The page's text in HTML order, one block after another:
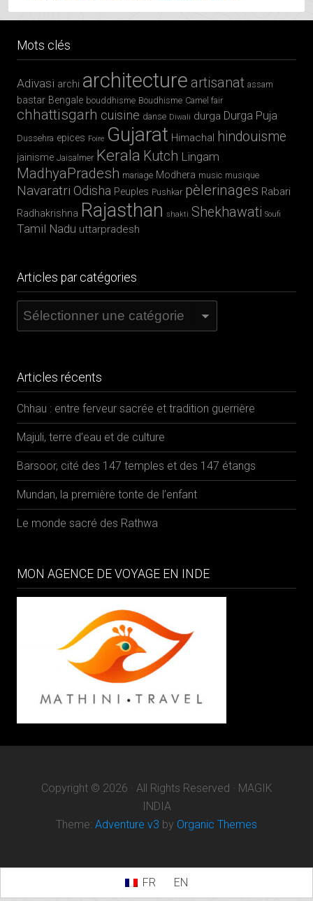
Mots clés
Adivasi archi architecture artisanat assam
bastar Bengale bouddhisme Boudhisme Camel fair
chhattisgarh cuisine danse Diwali durga Durga Puja
Dussehra epices Foire Gujarat Himachal hindouisme
jainisme Jaisalmer Kerala Kutch Lingam
MadhyaPradesh mariage Modhera music musique
Navaratri Odisha Peuples Pushkar pèlerinages Rabari
Radhakrishna Rajasthan shakti Shekhawati Soufi
Tamil Nadu uttarpradesh
Articles par catégories
Articles
par
Articles récents
Chhau : entre ferveur sacrée et tradition guerrière
Majuli, terre d’eau et de culture
Barsoor, cité des 147 temples et des 147 étangs
Mundan, la première tonte de l’enfant
Le monde sacré des Rathwa
MON AGENCE DE VOYAGE EN INDE
Copyright © 2026 · All Rights Reserved · MAGIK
INDIA
Theme: Adventure v3 by Organic Themes
FR EN